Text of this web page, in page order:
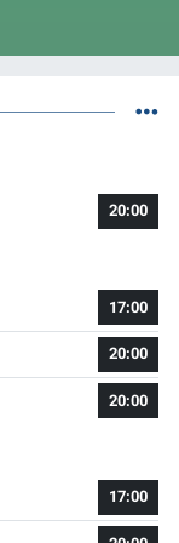
20:00
17:00
20:00
20:00
17:00